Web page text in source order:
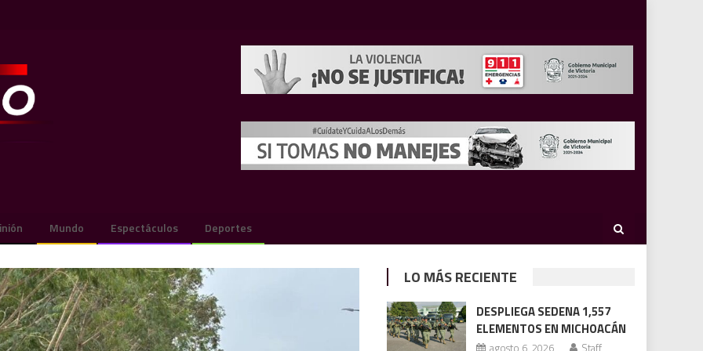
Mundo Espectáculos Deportes
LO MÁS RECIENTE
DESPLIEGA SEDENA 1,557
ELEMENTOS EN MICHOACÁN
agosto 6, 2026 Staff